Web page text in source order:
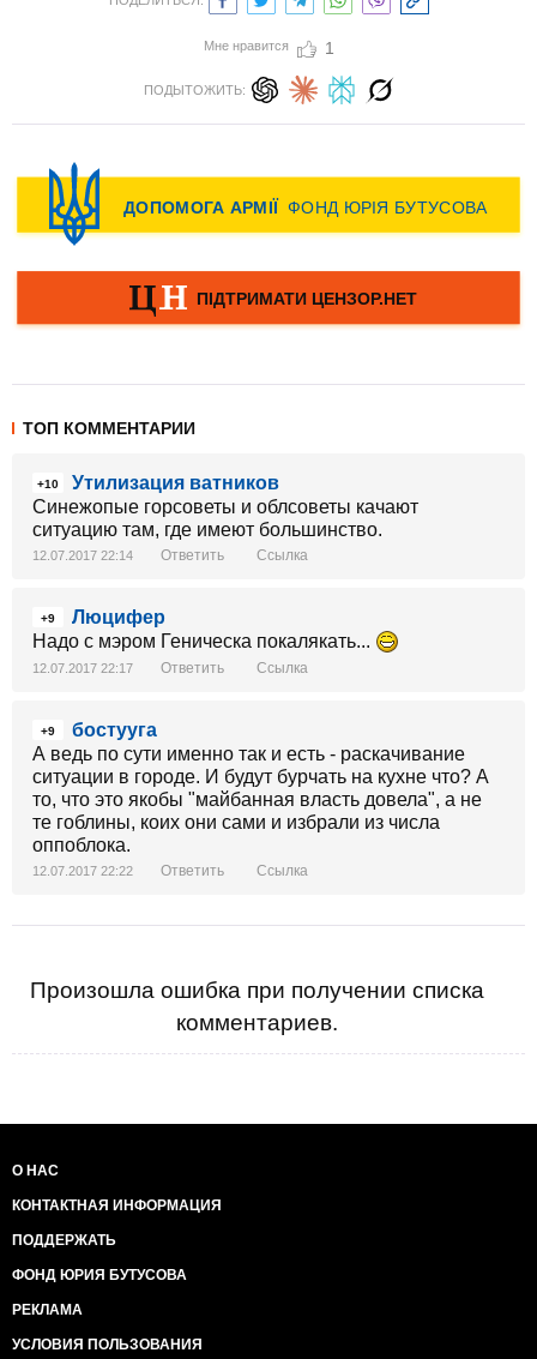
Мне нравится 1
ПОДЫТОЖИТЬ:
ТОП КОММЕНТАРИИ
+10
Утилизация ватников
Синежопые горсоветы и облсоветы качают
ситуацию там, где имеют большинство.
12.07.2017 22:14 Ответить Ссылка
+9
Люцифер
Надо с мэром Геническа покалякать...
12.07.2017 22:17 Ответить Ссылка
+9
бостууга
А ведь по сути именно так и есть - раскачивание
ситуации в городе. И будут бурчать на кухне что? А
то, что это якобы "майбанная власть довела", а не
те гоблины, коих они сами и избрали из числа
оппоблока.
12.07.2017 22:22 Ответить Ссылка
Произошла ошибка при получении списка
комментариев.
О НАС
КОНТАКТНАЯ ИНФОРМАЦИЯ
ПОДДЕРЖАТЬ
ФОНД ЮРИЯ БУТУСОВА
РЕКЛАМА
УСЛОВИЯ ПОЛЬЗОВАНИЯ